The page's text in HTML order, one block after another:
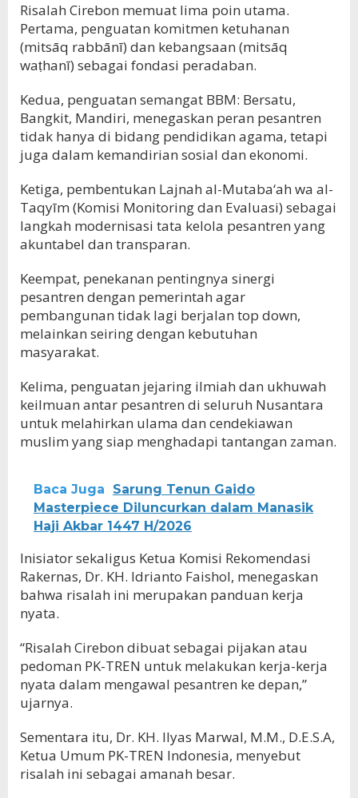
Risalah Cirebon memuat lima poin utama.
Pertama, penguatan komitmen ketuhanan
(mitsāq rabbānī) dan kebangsaan (mitsāq
waṭhanī) sebagai fondasi peradaban.
Kedua, penguatan semangat BBM: Bersatu,
Bangkit, Mandiri, menegaskan peran pesantren
tidak hanya di bidang pendidikan agama, tetapi
juga dalam kemandirian sosial dan ekonomi.
Ketiga, pembentukan Lajnah al-Mutaba‘ah wa al-
Taqyīm (Komisi Monitoring dan Evaluasi) sebagai
langkah modernisasi tata kelola pesantren yang
akuntabel dan transparan.
Keempat, penekanan pentingnya sinergi
pesantren dengan pemerintah agar
pembangunan tidak lagi berjalan top down,
melainkan seiring dengan kebutuhan
masyarakat.
Kelima, penguatan jejaring ilmiah dan ukhuwah
keilmuan antar pesantren di seluruh Nusantara
untuk melahirkan ulama dan cendekiawan
muslim yang siap menghadapi tantangan zaman.
Baca Juga
Sarung Tenun Gaido
Masterpiece Diluncurkan dalam Manasik
Haji Akbar 1447 H/2026
Inisiator sekaligus Ketua Komisi Rekomendasi
Rakernas, Dr. KH. Idrianto Faishol, menegaskan
bahwa risalah ini merupakan panduan kerja
nyata.
“Risalah Cirebon dibuat sebagai pijakan atau
pedoman PK-TREN untuk melakukan kerja-kerja
nyata dalam mengawal pesantren ke depan,”
ujarnya.
Sementara itu, Dr. KH. Ilyas Marwal, M.M., D.E.S.A,
Ketua Umum PK-TREN Indonesia, menyebut
risalah ini sebagai amanah besar.